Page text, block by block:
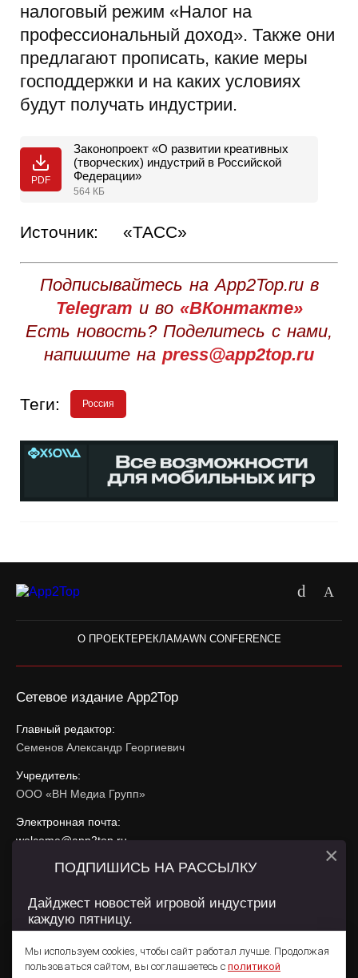
налоговый режим «Налог на
профессиональный доход». Также они
предлагают прописать, какие меры
господдержки и на каких условиях
будут получать индустрии.
PDF
Законопроект «О развитии креативных
(творческих) индустрий в Российской
Федерации»
564 КБ
Источник: «ТАСС»
Подписывайтесь на App2Top.ru в
Telegram и во «ВКонтакте»
Есть новость? Поделитесь с нами,
напишите на press@app2top.ru
Теги: Россия
О ПРОЕКТЕРЕКЛАМАWN CONFERENCE
Сетевое издание App2Top
Главный редактор:
Семенов Александр Георгиевич
Учредитель:
ООО «ВН Медиа Групп»
Электронная почта:
welcome@app2top.ru
При использовании материалов активная ссылка на
Сайт использует IP адреса, cookie, данные геолокации
использования содержатся вПолитике конфиденциальностии
Пользовательском соглашении .
Мы используем cookies, чтобы сайт работал лучше. Продолжая
пользоваться сайтом, вы соглашаетесь с политикой
ПОДПИШИСЬ НА РАССЫЛКУ
Дайджест новостей игровой индустрии
каждую пятницу.
×